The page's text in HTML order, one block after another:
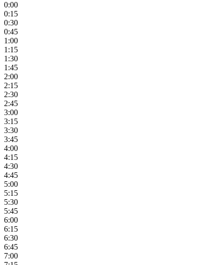
0:00
0:15
0:30
0:45
1:00
1:15
1:30
1:45
2:00
2:15
2:30
2:45
3:00
3:15
3:30
3:45
4:00
4:15
4:30
4:45
5:00
5:15
5:30
5:45
6:00
6:15
6:30
6:45
7:00